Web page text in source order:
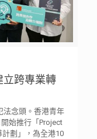
立跨專業轉
法念頭。香港青年
始推行「Project
劃」，為全港10